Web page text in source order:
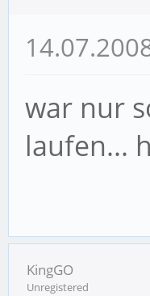
war nur
laufen...
KingGO
Unregistered